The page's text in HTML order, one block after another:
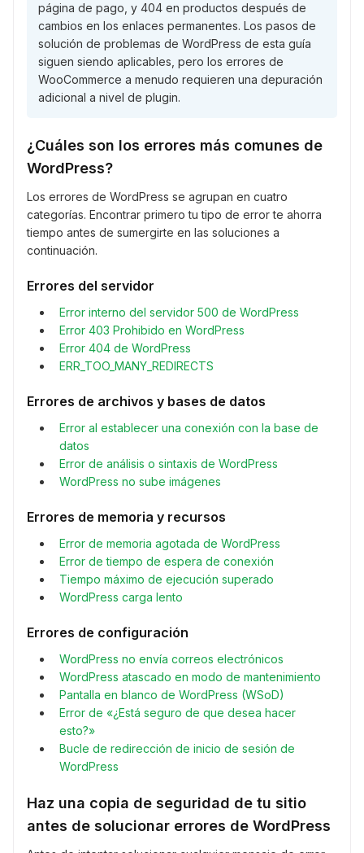
página de pago, y 404 en productos después de
cambios en los enlaces permanentes. Los pasos de
solución de problemas de WordPress de esta guía
siguen siendo aplicables, pero los errores de
WooCommerce a menudo requieren una depuración
adicional a nivel de plugin.
¿Cuáles son los errores más comunes de
WordPress?
Los errores de WordPress se agrupan en cuatro
categorías. Encontrar primero tu tipo de error te ahorra
tiempo antes de sumergirte en las soluciones a
continuación.
Errores del servidor
Error interno del servidor 500 de WordPress
Error 403 Prohibido en WordPress
Error 404 de WordPress
ERR_TOO_MANY_REDIRECTS
Errores de archivos y bases de datos
Error al establecer una conexión con la base de
datos
Error de análisis o sintaxis de WordPress
WordPress no sube imágenes
Errores de memoria y recursos
Error de memoria agotada de WordPress
Error de tiempo de espera de conexión
Tiempo máximo de ejecución superado
WordPress carga lento
Errores de configuración
WordPress no envía correos electrónicos
WordPress atascado en modo de mantenimiento
Pantalla en blanco de WordPress (WSoD)
Error de «¿Está seguro de que desea hacer
esto?»
Bucle de redirección de inicio de sesión de
WordPress
Haz una copia de seguridad de tu sitio
antes de solucionar errores de WordPress